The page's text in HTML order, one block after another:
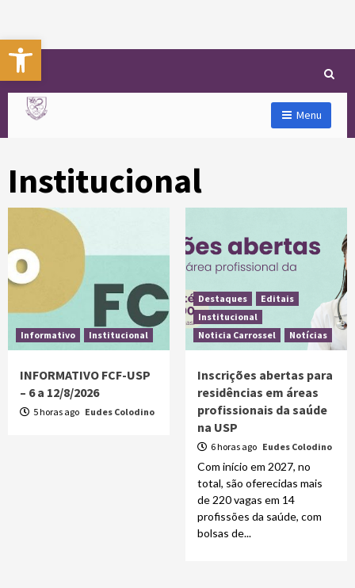
Abrir a barra de ferramentas
Menu
Institucional
Informativo Institucional
INFORMATIVO FCF-USP
– 6 a 12/8/2026
5 horas ago Eudes Colodino
Destaques
Editais
Institucional
Noticia Carrossel
Notícias
Inscrições abertas para
residências em áreas
profissionais da saúde
na USP
6 horas ago Eudes Colodino
Com início em 2027, no
total, são oferecidas mais
de 220 vagas em 14
profissões da saúde, com
bolsas de...